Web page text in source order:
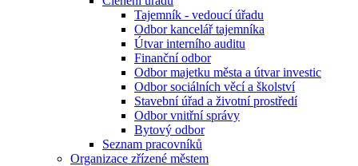
Tajemník - vedoucí úřadu
Odbor kancelář tajemníka
Útvar interního auditu
Finanční odbor
Odbor majetku města a útvar investic
Odbor sociálních věcí a školství
Stavební úřad a životní prostředí
Odbor vnitřní správy
Bytový odbor
Seznam pracovníků
Organizace zřízené městem